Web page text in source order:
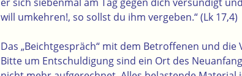
will umkehren!, so sollst du ihm vergeben.“ (Lk 17,4)
Das „Beichtgespräch“ mit dem Betroffenen und
Bitte um Entschuldigung sind ein Ort des